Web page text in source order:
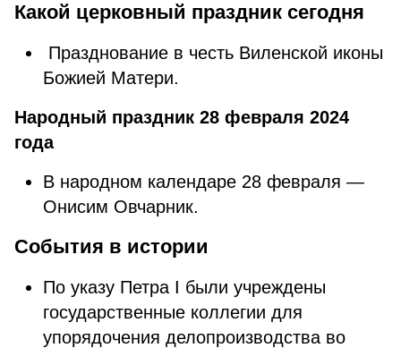
Какой церковный праздник сегодня
Празднование в честь Виленской иконы
Божией Матери.
Народный праздник 28 февраля 2024
года
В народном календаре 28 февраля —
Онисим Овчарник.
События в истории
По указу Петра I были учреждены
государственные коллегии для
упорядочения делопроизводства во